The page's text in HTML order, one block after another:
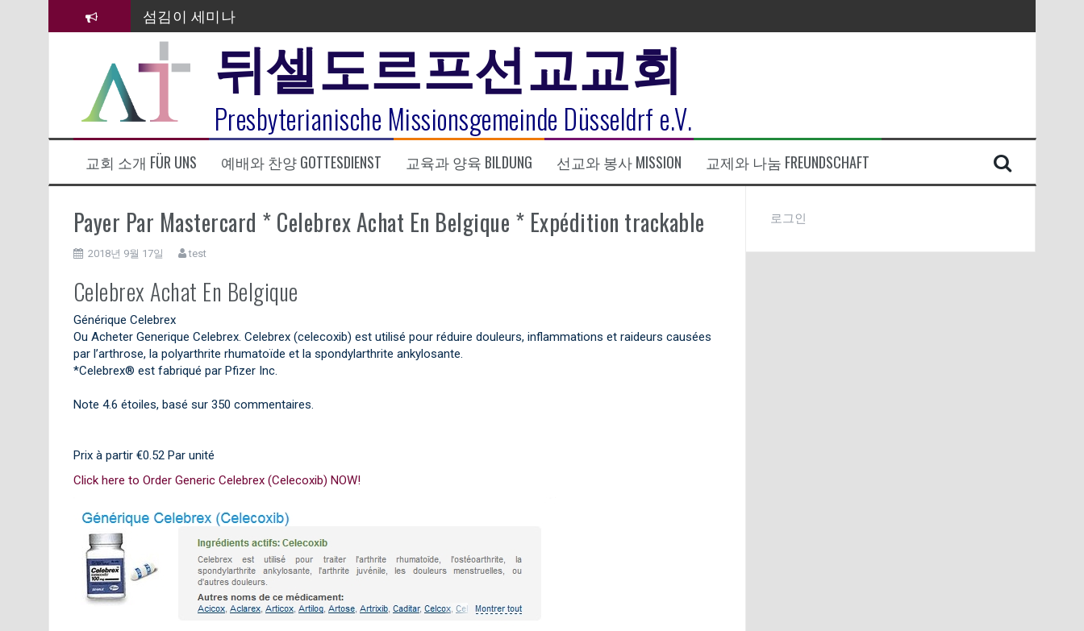
섬김이 세미나
김태희 자매 졸업연주
2023년 어린이 주일 유초등부 발표
라합3 나라 봉헌송
그리스도인의 생활영성 1기 수료식
은퇴사-우선화 권사
뒤셀도르프선교교회
Presbyterianische Missionsgemeinde Düsseldrf e.V.
교회 소개 FÜR UNS 예배와 찬양 GOTTESDIENST 교육과 양육 BILDUNG 선교와 봉사 MISSION 교제와 나눔 FREUNDSCHAFT
Payer Par Mastercard * Celebrex Achat En Belgique * Expédition trackable
2018년 9월 17일 test
Celebrex Achat En Belgique
Générique Celebrex
Ou Acheter Generique Celebrex. Celebrex (celecoxib) est utilisé pour réduire douleurs, inflammations et raideurs causées
par l’arthrose, la polyarthrite rhumatoïde et la spondylarthrite ankylosante.
*Celebrex® est fabriqué par Pfizer Inc.
Note 4.6 étoiles, basé sur 350 commentaires.
Prix à partir €0.52 Par unité
Click here to Order Generic Celebrex (Celecoxib) NOW!
로그인